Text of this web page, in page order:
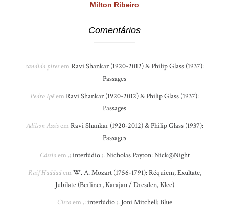
Milton Ribeiro
Comentários
candida piresem Ravi Shankar (1920-2012) & Philip Glass (1937):
Passages
Pedro Ipêem Ravi Shankar (1920-2012) & Philip Glass (1937):
Passages
Adilson Assisem Ravi Shankar (1920-2012) & Philip Glass (1937):
Passages
Cássioem .: interlúdio :. Nicholas Payton: Nick@Night
Raif Haddadem W. A. Mozart (1756-1791): Réquiem, Exultate,
Jubilate (Berliner, Karajan / Dresden, Klee)
Ciscoem .: interlúdio :. Joni Mitchell: Blue